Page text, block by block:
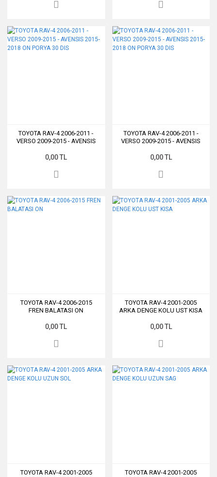
TOYOTA RAV-4 2006-2011 -
VERSO 2009-2015 - AVENSIS
0,00 TL
TOYOTA RAV-4 2006-2011 -
VERSO 2009-2015 - AVENSIS
0,00 TL
TOYOTA RAV-4 2006-2015
FREN BALATASI ON
0,00 TL
TOYOTA RAV-4 2001-2005
ARKA DENGE KOLU UST KISA
0,00 TL
TOYOTA RAV-4 2001-2005
TOYOTA RAV-4 2001-2005